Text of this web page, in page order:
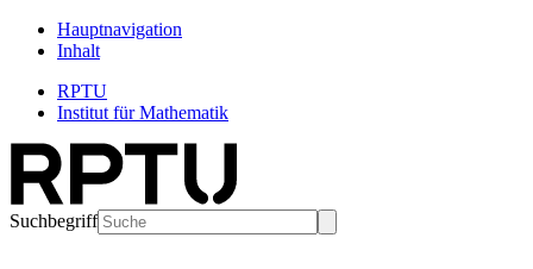
Hauptnavigation
Inhalt
RPTU
Institut für Mathematik
Suchbegriff